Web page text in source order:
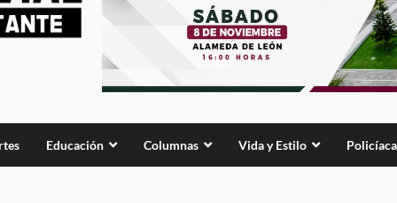
Educación Columnas Vida y Estilo Policíaca